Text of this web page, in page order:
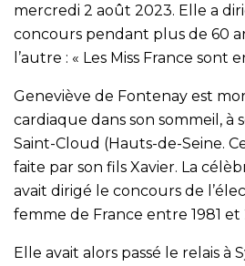
mercredi 2 août 2023. Elle a
concours pendant plus de 60
l’autre : « Les Miss France sont
Geneviève de Fontenay est
cardiaque dans son sommeil, à
Saint-Cloud (Hauts-de-Seine.
faite par son fils Xavier. La
avait dirigé le concours de
femme de France entre 1981 et
Elle avait alors passé le relais à